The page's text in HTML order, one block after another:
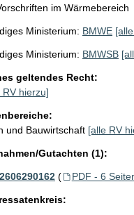
im Wärmebereich
Ministerium: BMWE
Ministerium: BMWSB
geltendes Recht:
RV hierzu]
und Bauwirtschaft [alle RV
Gutachten (1):
( PDF - 6